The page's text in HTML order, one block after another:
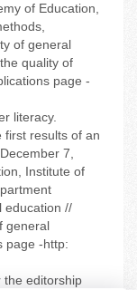
of Education,
of general
quality of
page -
literacy.
first results of an
7,
Institute of
education //
general
page -http:
the editorship